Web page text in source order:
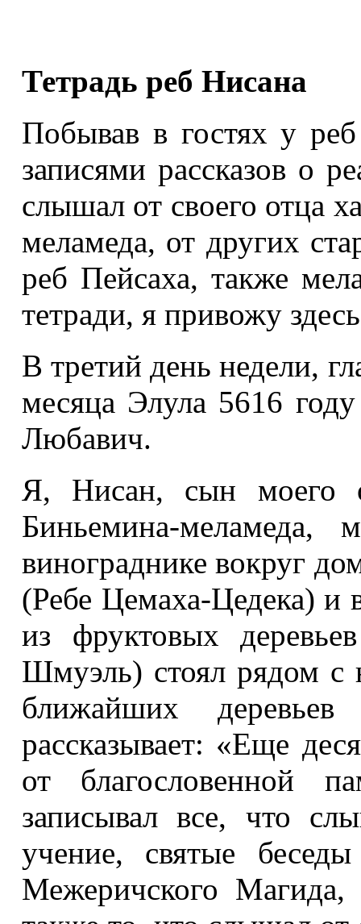
Тетрадь реб Нисана
Побывав в гостях у
записями рассказов о
слышал от своего отца
меламеда, от других
реб Пейсаха, также
тетради, я привожу
В третий день недели,
месяца Элула 5616
Любавич.
Я, Нисан, сын моего
Биньемина-
винограднике вокруг
(Ребе Цемаха-Цедека) и
из фруктовых
Шмуэль) стоял рядом с
ближайших
рассказывает: «Еще
от благословенной
записывал все, что
учение, святые
Межеричского